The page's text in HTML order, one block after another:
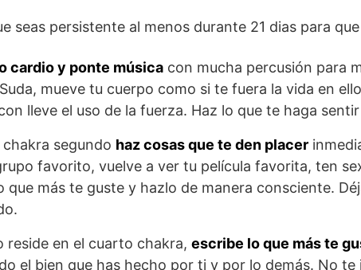
seas persistente al menos durante 21 dias para
cardio y ponte música con mucha percusión para
mueve tu cuerpo como si te fuera la vida en
lleve el uso de la fuerza. Haz lo que te haga
segundo haz cosas que te den placer
favorito, vuelve a ver tu película favorita, ten
que más te guste y hazlo de manera consciente.
reside en el cuarto chakra, escribe lo que más te
el bien que has hecho por ti y por lo demás. No